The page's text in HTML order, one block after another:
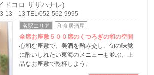
ドコロ ザザハナレ)
13－13 TEL/052-562-9995
名駅エリア 和食居酒屋
全席お座敷５００席のくつろぎの和の空間
心和む座敷で、美酒を酌み交し、旬の味覚
に酔いしれたい東海のメニューも並ぶ、上
品なお座敷で乾杯しよう。